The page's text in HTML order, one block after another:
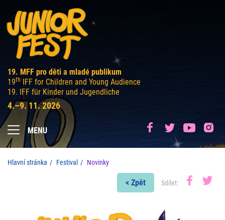
19. MFF pro děti a mladé publikum
19th IFF for Children and Young Audience
19. IFF für Kinder und Jugendliche
4.–9. 11. 2026
MENU
Hlavní stránka Festival Novinky
< Zpět Sdílet: